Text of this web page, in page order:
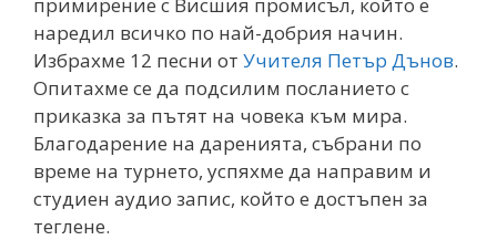
наредил всичко по най-добрия начин.
Избрахме 12 песни от Учителя Петър Дънов.
Опитахме се да подсилим посланието с
приказка за пътят на човека към мира.
Благодарение на даренията, събрани по
време на турнето, успяхме да направим и
студиен аудио запис, който е достъпен за
теглене.